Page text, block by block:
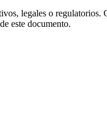
legales o regulatorios.
este documento.